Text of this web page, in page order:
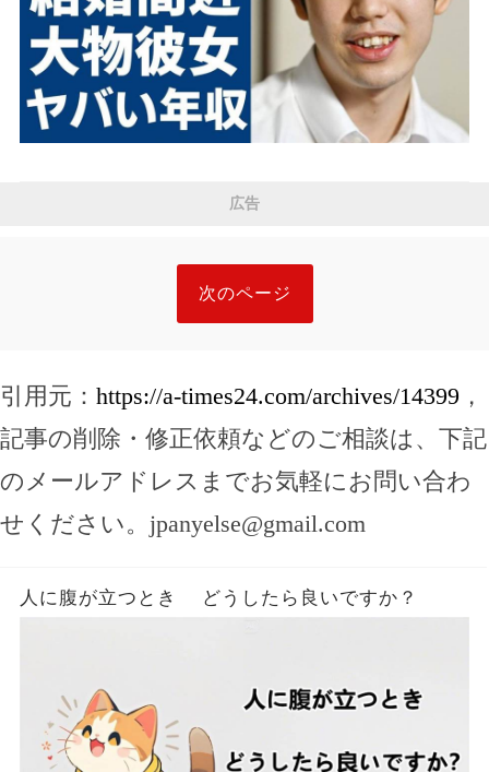
広告
次のページ
引用元： https://a-times24.com/archives/14399 ，
記事の削除・修正依頼などのご相談は、下記
のメールアドレスまでお気軽にお問い合わ
せください。 jpanyelse@gmail.com
人に腹が立つとき どうしたら良いですか？